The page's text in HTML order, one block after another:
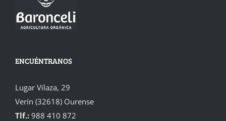
ENCUÉNTRANOS
Lugar Vilaza, 29
Verín (32618) Ourense
Tlf.: 988 410 872